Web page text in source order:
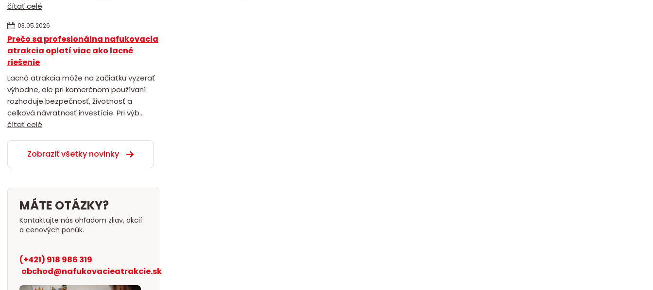
čítať celé
03.05.2026
Prečo sa profesionálna nafukovacia
atrakcia oplatí viac ako lacné
riešenie
Lacná atrakcia môže na začiatku vyzerať
výhodne, ale pri komerčnom používaní
rozhoduje bezpečnosť, životnosť a
celková návratnosť investície. Pri výb...
čítať celé
Zobraziť všetky novinky
MÁTE OTÁZKY?
Kontaktujte nás ohľadom zliav, akcií
a cenových ponúk.
(+421) 918 986 319
obchod@nafukovacieatrakcie.sk